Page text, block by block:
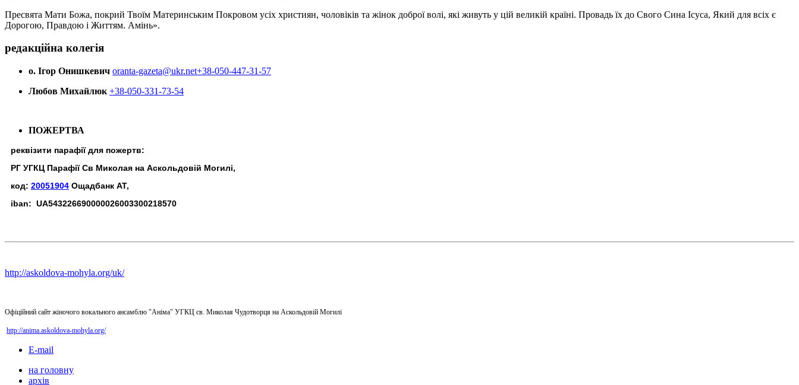
Пресвята Мати Божа, покрий Твоїм Материнським Покровом усіх християн, чоловіків та жінок доброї волі, які живуть у цій великій країні. Провадь їх до Свого Сина Ісуса, Який для всіх є
Дорогою, Правдою і Життям. Амінь».
редакційна колегія
о. Ігор Онишкевич oranta-gazeta@ukr.net+38-050-447-31-57
Любов Михайлюк +38-050-331-73-54
ПОЖЕРТВА
реквізити парафії для пожертв:
РГ УГКЦ Парафії Св Миколая на Аскольдовій Могилі,
код: 20051904 Ощадбанк АТ,
iban: UA543226690000026003300218570
http://askoldova-mohyla.org/uk/
Офіційний сайт жіночого вокального ансамблю "Аніма" УГКЦ св. Миколая Чудотворця на Аскольдовій Могилі
http://anima.askoldova-mohyla.org/
E-mail
на головну
архів